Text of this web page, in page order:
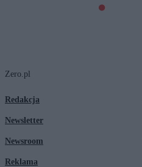
Zero.pl
Redakcja
Newsletter
Newsroom
Reklama